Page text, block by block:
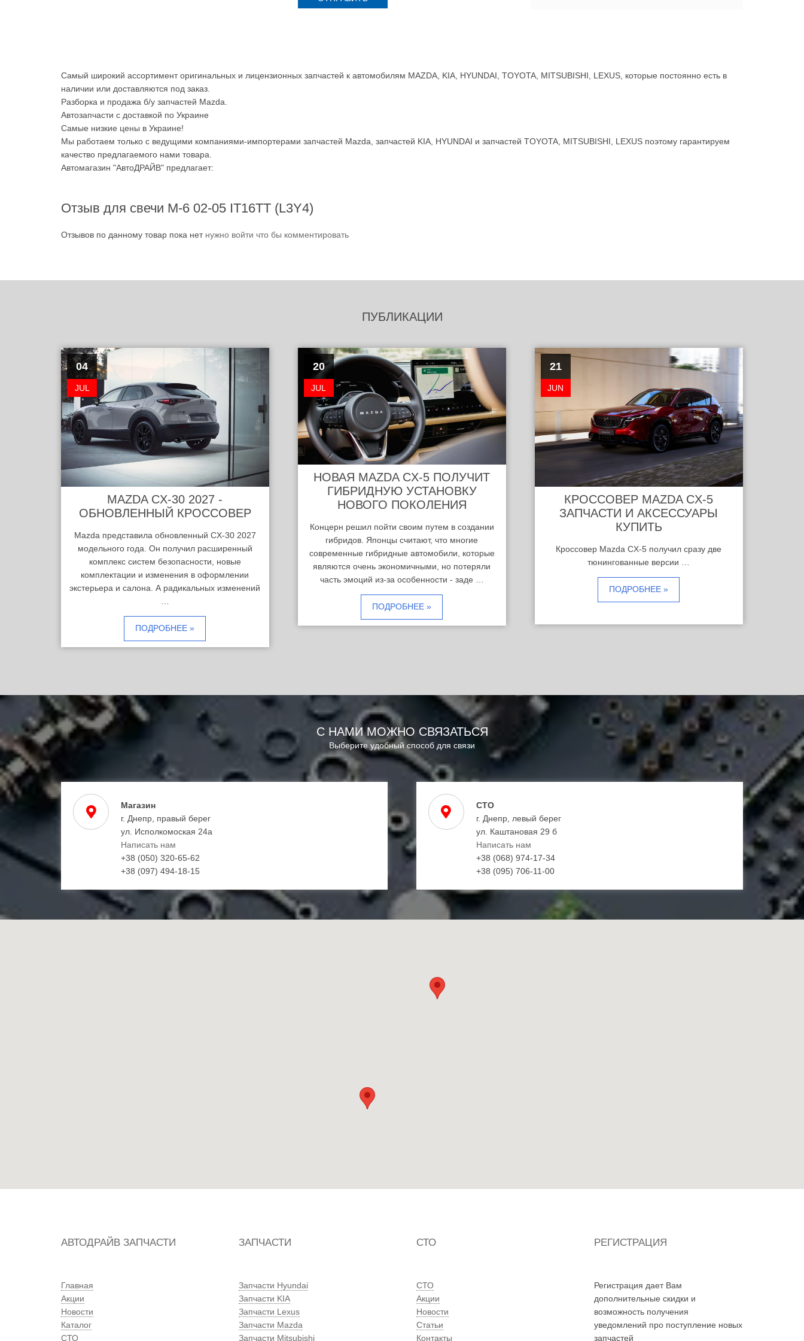
Самый широкий ассортимент оригинальных и лицензионных запчастей к автомобилям MAZDA, KIA, HYUNDAI, TOYOTA, MITSUBISHI, LEXUS, которые постоянно есть в
наличии или доставляются под заказ.
Разборка и продажа б/у запчастей Mazda.
Автозапчасти с доставкой по Украине
Самые низкие цены в Украине!
Мы работаем только с ведущими компаниями-импортерами запчастей Mazda, запчастей KIA, HYUNDAI и запчастей TOYOTA, MITSUBISHI, LEXUS поэтому гарантируем
качество предлагаемого нами товара.
Автомагазин "АвтоДРАЙВ" предлагает:
Отзыв для свечи М-6 02-05 IT16TT (L3Y4)
Отзывов по данному товар пока нет нужно войти что бы комментировать
ПУБЛИКАЦИИ
04
JUL
MAZDA CX-30 2027 -
ОБНОВЛЕННЫЙ КРОССОВЕР
Mazda представила обновленный CX-30 2027
модельного года. Он получил расширенный
комплекс систем безопасности, новые
комплектации и изменения в оформлении
экстерьера и салона. А радикальных изменений
ПОДРОБНЕЕ »
20
JUL
НОВАЯ MAZDA CX-5 ПОЛУЧИТ
ГИБРИДНУЮ УСТАНОВКУ
НОВОГО ПОКОЛЕНИЯ
Концерн решил пойти своим путем в создании
гибридов. Японцы считают, что многие
современные гибридные автомобили, которые
являются очень экономичными, но потеряли
часть эмоций из-за особенности - заде …
ПОДРОБНЕЕ »
21
JUN
КРОССОВЕР MAZDA CX-5
ЗАПЧАСТИ И АКСЕССУАРЫ
КУПИТЬ
Кроссовер Mazda CX-5 получил сразу две
тюнингованные версии …
ПОДРОБНЕЕ »
С НАМИ МОЖНО СВЯЗАТЬСЯ
Выберите удобный способ для связи
Магазин
г. Днепр, правый берег
ул. Исполкомоская 24а
Написать нам
+38 (050) 320-65-62
+38 (097) 494-18-15
СТО
г. Днепр, левый берег
ул. Каштановая 29 б
Написать нам
+38 (068) 974-17-34
+38 (095) 706-11-00
АВТОДРАЙВ ЗАПЧАСТИ
Главная
Акции
Новости
Каталог
СТО
ЗАПЧАСТИ
Запчасти Hyundai
Запчасти KIA
Запчасти Lexus
Запчасти Mazda
Запчасти Mitsubishi
СТО
СТО
Акции
Новости
Статьи
Контакты
РЕГИСТРАЦИЯ
Регистрация дает Вам
дополнительные скидки и
возможность получения
уведомлений про поступление новых
запчастей